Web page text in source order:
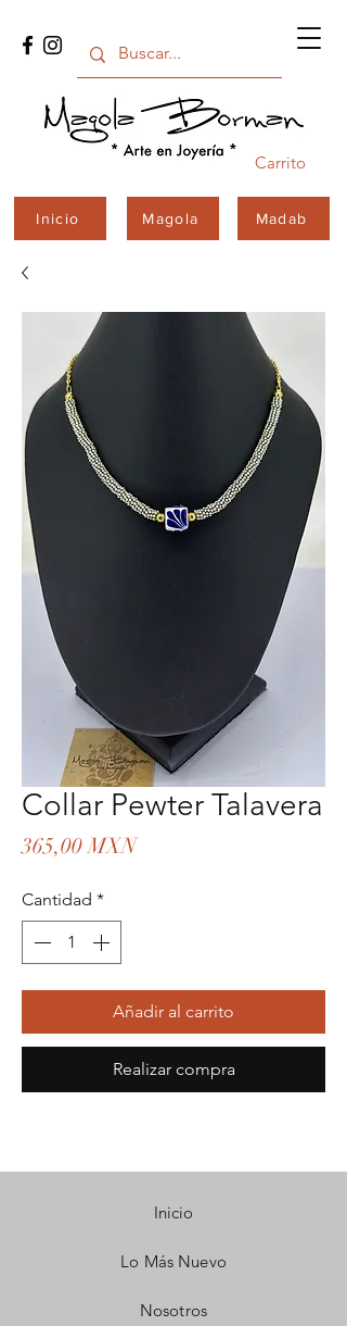
Carrito
Inicio Magola Madab
Collar Pewter Talavera
365,00 MXNPrecio
Cantidad *
Añadir al carrito
Realizar compra
Inicio
Lo Más Nuevo
Nosotros